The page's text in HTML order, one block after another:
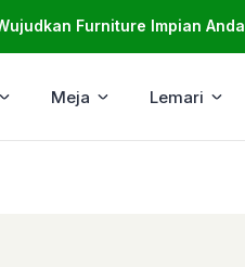
Furniture Impian Anda
Meja Lemari